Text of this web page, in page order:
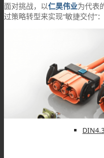
DIN7/
面对挑战，以仁昊伟业为代表
过策略转型来实现“敏捷交付”：